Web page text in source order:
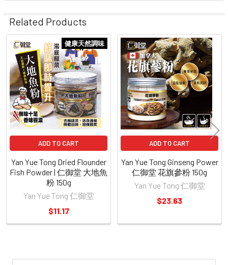
Related Products
Related
Products
健康天然調味
ADD TO CART
Yan Yue Tong Dried Flounder
Fish Powder | 仁御堂 大地魚
粉 150g
Yan Yue Tong 仁御堂
$11.17
ADD TO CART
Yan Yue Tong Ginseng Power
仁御堂 花旗參粉 150g
Yan Yue Tong 仁御堂
$23.63